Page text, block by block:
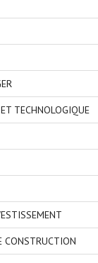
TECHNOLOGIQUE
CONSTRUCTION